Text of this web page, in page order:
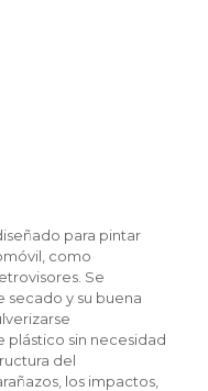
para pintar
como
Se
y su buena
sin necesidad
del
los impactos,